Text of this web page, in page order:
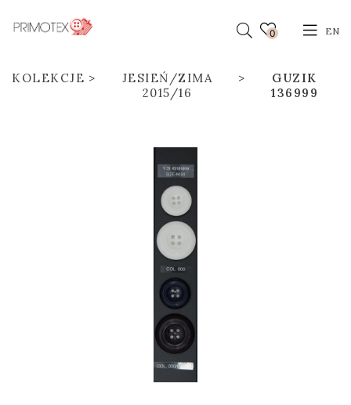
0 EN
KOLEKCJE
JESIEŃ/ZIMA
2015/16
GUZIK
136999